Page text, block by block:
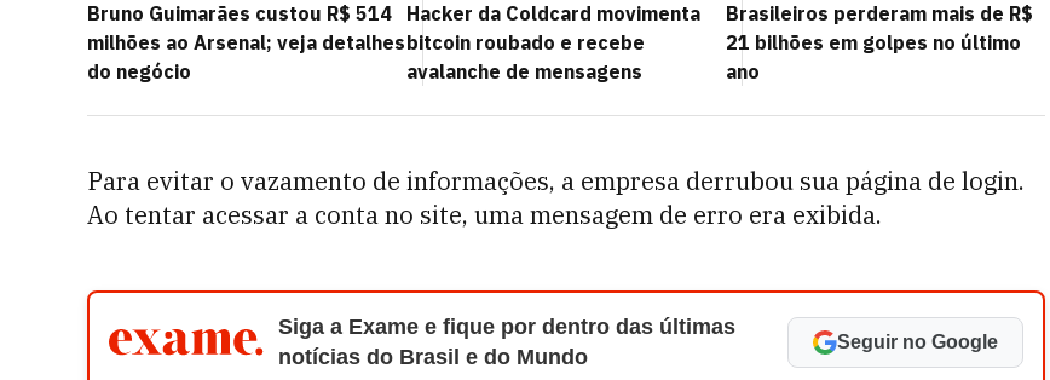
Bruno Guimarães custou R$ 514
milhões ao Arsenal; veja detalhes
do negócio
Hacker da Coldcard movimenta
bitcoin roubado e recebe
avalanche de mensagens
Brasileiros perderam mais de R$
21 bilhões em golpes no último
ano
Para evitar o vazamento de informações, a empresa derrubou sua página de login.
Ao tentar acessar a conta no site, uma mensagem de erro era exibida.
Siga a Exame e fique por dentro das últimas
notícias do Brasil e do Mundo
Seguir no Google